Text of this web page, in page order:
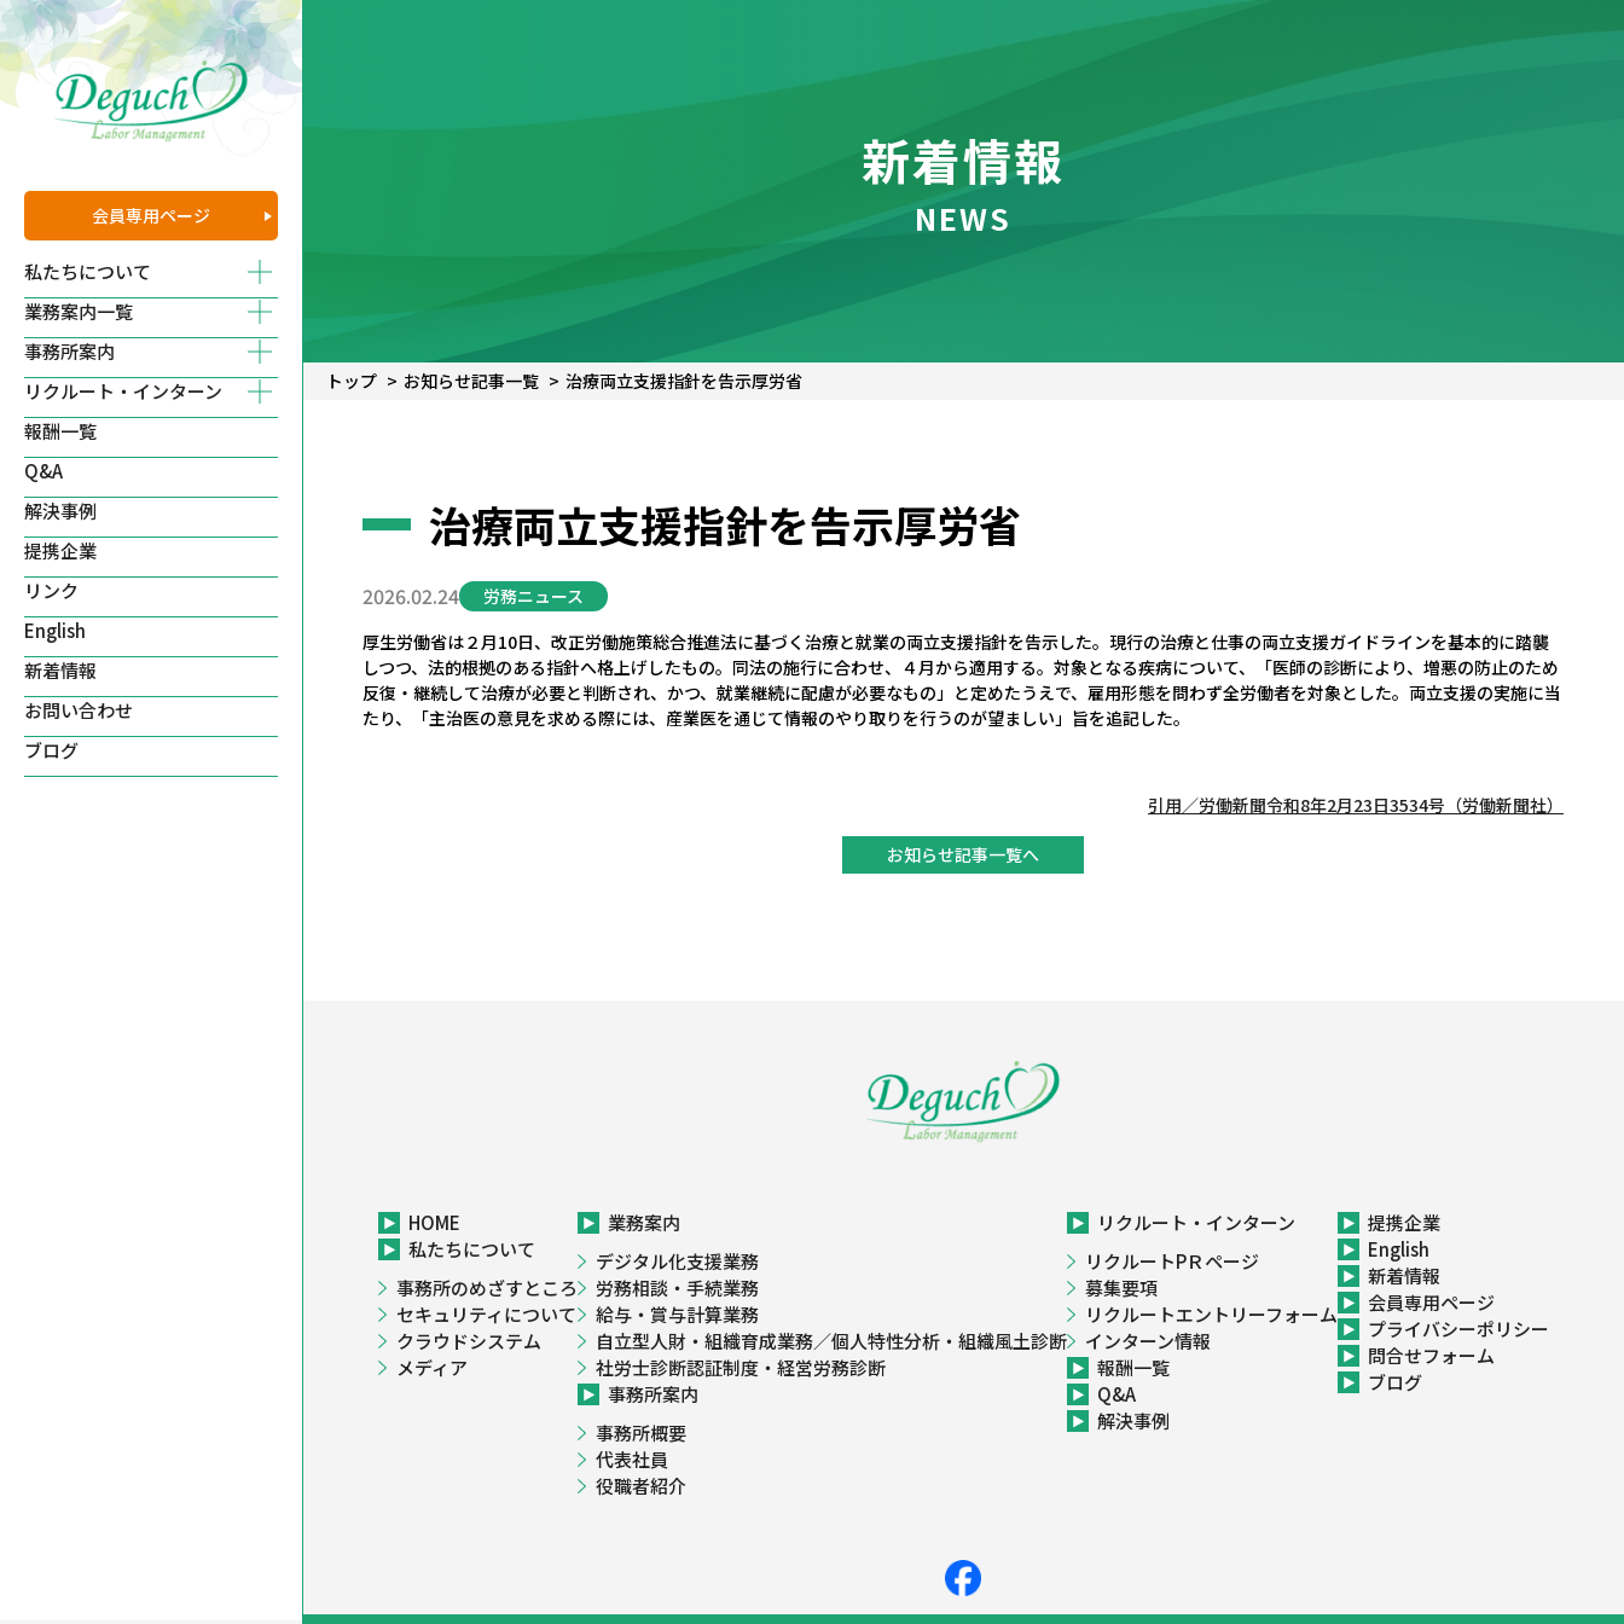
会員専用ページ
私たちについて
業務案内一覧
事務所案内
リクルート・インターン
報酬一覧
Q&A
解決事例
提携企業
リンク
English
新着情報
お問い合わせ
ブログ
新着情報
NEWS
トップ お知らせ記事一覧 治療両立支援指針を告示――厚労省
治療両立支援指針を告示――厚労省
2026.02.24
労務ニュース
厚生労働省は２月10日、改正労働施策総合推進法に基づく治療と就業の両立支援指針を告示した。現行の治療と仕事の両立支援ガイドラインを基本的に踏襲
しつつ、法的根拠のある指針へ格上げしたもの。同法の施行に合わせ、４月から適用する。対象となる疾病について、「医師の診断により、増悪の防止のため
反復・継続して治療が必要と判断され、かつ、就業継続に配慮が必要なもの」と定めたうえで、雇用形態を問わず全労働者を対象とした。両立支援の実施に当
たり、「主治医の意見を求める際には、産業医を通じて情報のやり取りを行うのが望ましい」旨を追記した。
引用／労働新聞令和8年2月23日3534号（労働新聞社）
お知らせ記事一覧へ
HOME
私たちについて
事務所のめざすところ
セキュリティについて
クラウドシステム
メディア
業務案内
デジタル化支援業務
労務相談・手続業務
給与・賞与計算業務
自立型人財・組織育成業務／個人特性分析・組織風土診断
社労士診断認証制度・経営労務診断
事務所案内
事務所概要
代表社員
役職者紹介
リクルート・インターン
リクルートPＲページ
募集要項
リクルートエントリーフォーム
インターン情報
報酬一覧
Q&A
解決事例
提携企業
English
新着情報
会員専用ページ
プライバシーポリシー
問合せフォーム
ブログ